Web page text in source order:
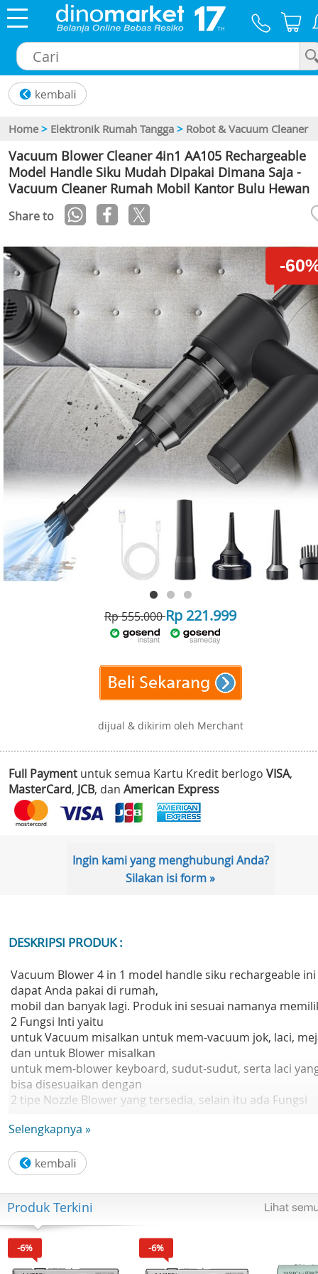
Home > Elektronik Rumah Tangga > Robot & Vacuum Cleaner
Vacuum Blower Cleaner 4in1 AA105 Rechargeable
Model Handle Siku Mudah Dipakai Dimana Saja -
Vacuum Cleaner Rumah Mobil Kantor Bulu Hewan
Share to
-
Rp 555.000Rp 221.999
dijual & dikirim oleh Merchant
Full Payment untuk semua Kartu Kredit berlogo VISA,
MasterCard, JCB, dan American Express
Ingin kami yang menghubungi Anda?
Silakan isi form »
DESKRIPSI PRODUK :
Vacuum Blower 4 in 1 model handle siku rechargeable ini
dapat Anda pakai di rumah,
mobil dan banyak lagi. Produk ini sesuai namanya
2 Fungsi Inti yaitu
untuk Vacuum misalkan untuk mem-vacuum jok, laci,
dan untuk Blower misalkan
untuk mem-blower keyboard, sudut-sudut, serta laci
bisa disesuaikan dengan
2 tipe Nozzle Blower yang tersedia, selain itu ada Fungsi
Vakum udara misalkan untuk wadah pakaian dan Mengisi
Cara memakai mode vacuum :
1. Pasang Nozzle Vacuum (Nozzle ujung pipih) ke Depan
Tabung bodi
2. Tekan tombol power untuk mulai mode vacuum
Cara memakai mode vacuum udara :
Selengkapnya »
Produk Terkini
-6% -6%